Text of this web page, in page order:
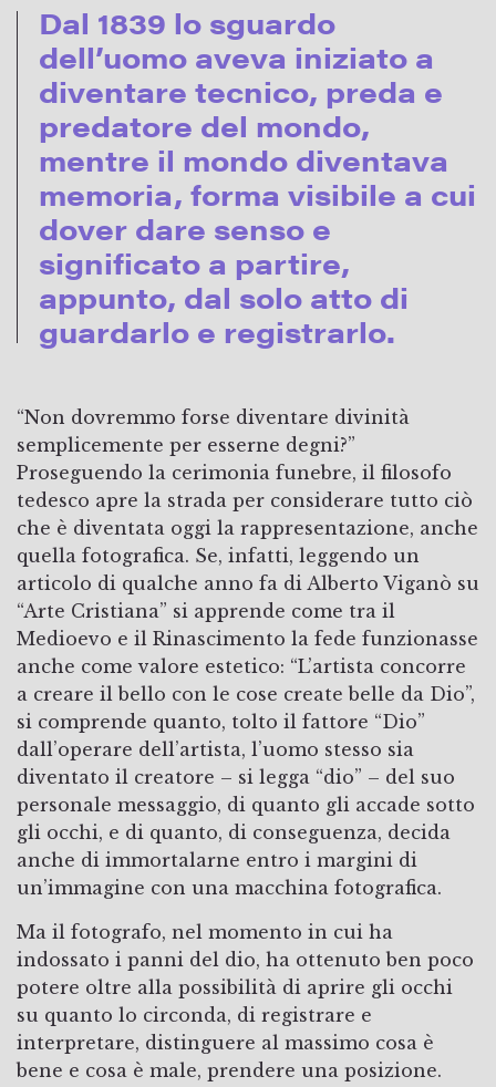
Dal 1839 lo sguardo
dell’uomo aveva iniziato a
diventare tecnico, preda e
predatore del mondo,
mentre il mondo diventava
memoria, forma visibile a cui
dover dare senso e
significato a partire,
appunto, dal solo atto di
guardarlo e registrarlo.
“Non dovremmo forse diventare divinità
semplicemente per esserne degni?”
Proseguendo la cerimonia funebre, il filosofo
tedesco apre la strada per considerare tutto ciò
che è diventata oggi la rappresentazione, anche
quella fotografica. Se, infatti, leggendo un
articolo di qualche anno fa di Alberto Viganò su
“Arte Cristiana” si apprende come tra il
Medioevo e il Rinascimento la fede funzionasse
anche come valore estetico: “L’artista concorre
a creare il bello con le cose create belle da Dio”,
si comprende quanto, tolto il fattore “Dio”
dall’operare dell’artista, l’uomo stesso sia
diventato il creatore – si legga “dio” – del suo
personale messaggio, di quanto gli accade sotto
gli occhi, e di quanto, di conseguenza, decida
anche di immortalarne entro i margini di
un’immagine con una macchina fotografica.
Ma il fotografo, nel momento in cui ha
indossato i panni del dio, ha ottenuto ben poco
potere oltre alla possibilità di aprire gli occhi
su quanto lo circonda, di registrare e
interpretare, distinguere al massimo cosa è
bene e cosa è male, prendere una posizione.